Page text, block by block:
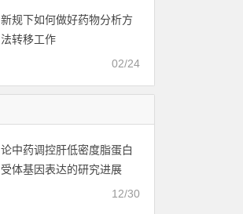
新规下如何做好药物分析方
法转移工作
02/24
论中药调控肝低密度脂蛋白
受体基因表达的研究进展
12/30